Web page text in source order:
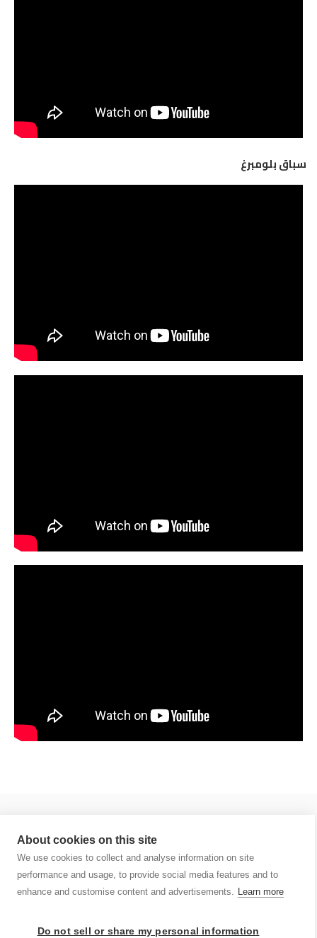
About cookies on this site
We use cookies to collect and analyse information on site
performance and usage, to provide social media features and to
enhance and customise content and advertisements. Learn more
Do not sell or share my personal information
سباق بلومبرغ
تنظمها هيئة الأوراق المالية والسلع
سينشري فاينانشال هي علامة مسجلة لشركةسنشري للاستشارات المالي